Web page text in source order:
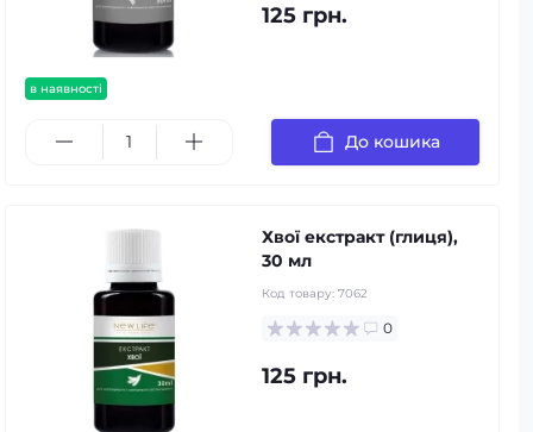
в наявності
125 грн.
До кошика
Хвої екстракт (глиця),
30 мл
Код товару: 7062
0
125 грн.